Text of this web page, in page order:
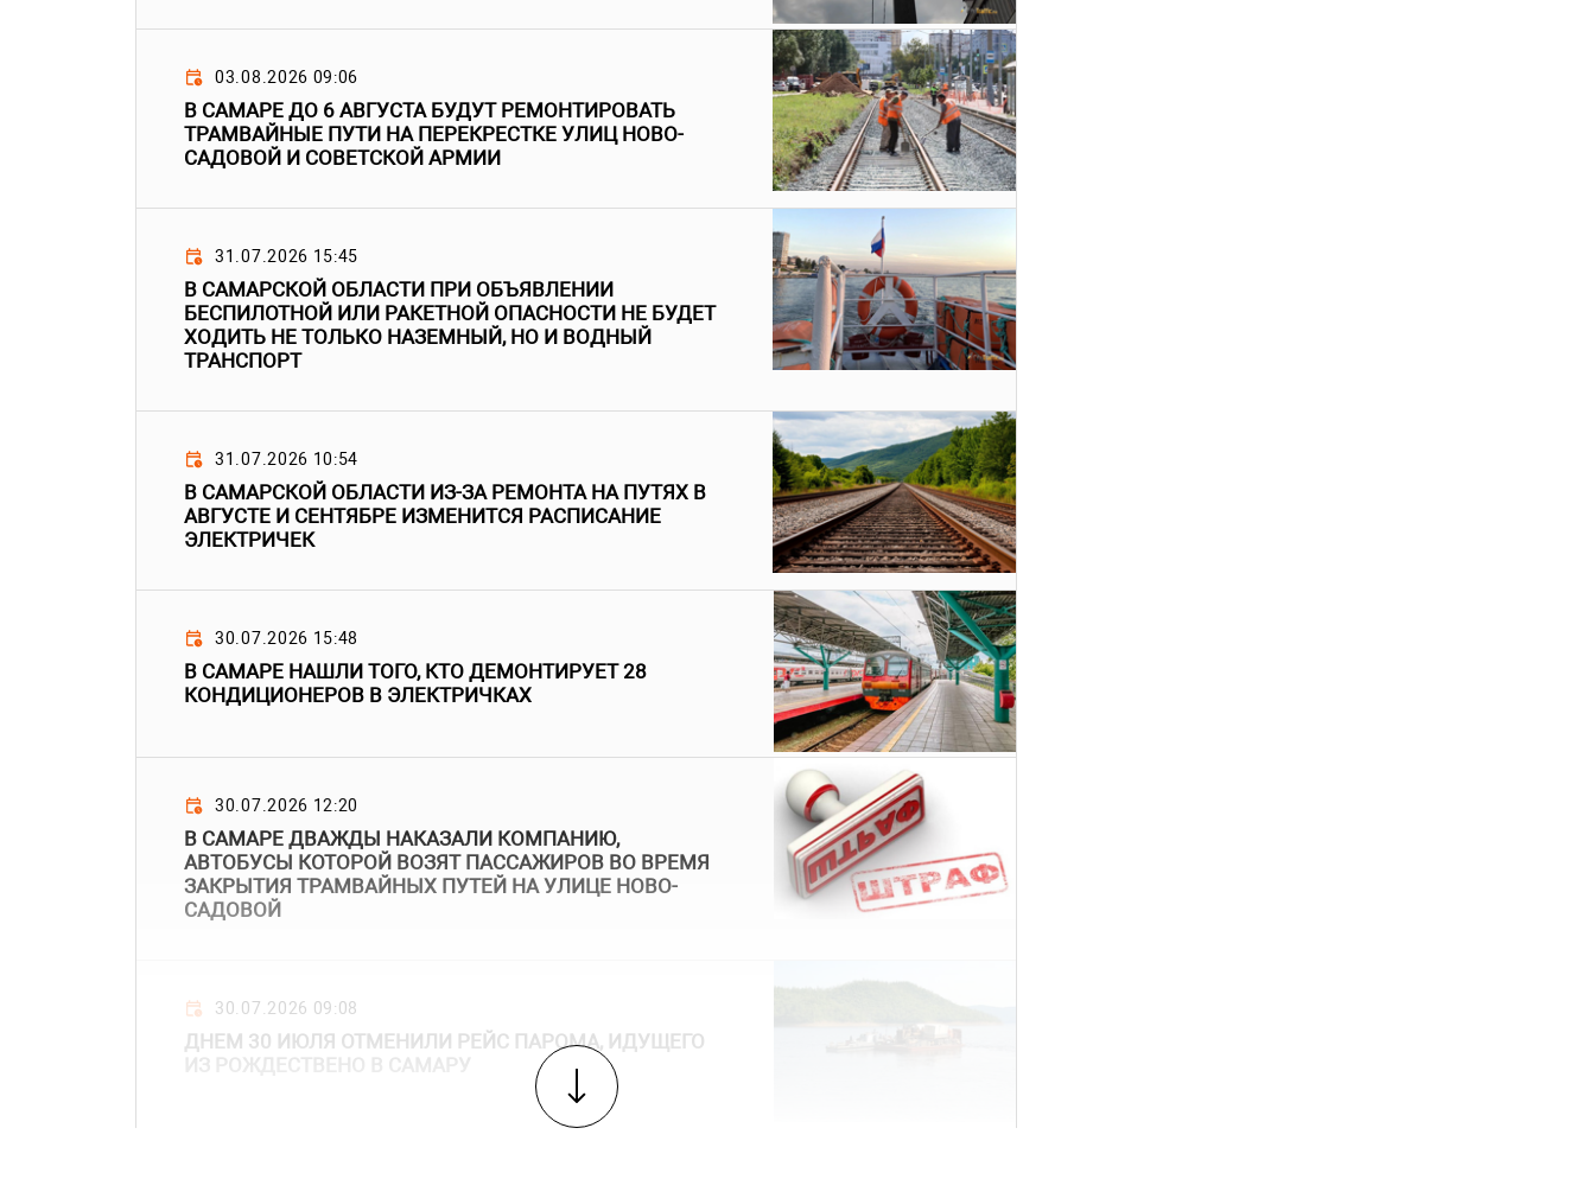
03.08.2026 09:06
В САМАРЕ ДО 6 АВГУСТА БУДУТ РЕМОНТИРОВАТЬ
ТРАМВАЙНЫЕ ПУТИ НА ПЕРЕКРЕСТКЕ УЛИЦ НОВО-
САДОВОЙ И СОВЕТСКОЙ АРМИИ
31.07.2026 15:45
В САМАРСКОЙ ОБЛАСТИ ПРИ ОБЪЯВЛЕНИИ
БЕСПИЛОТНОЙ ИЛИ РАКЕТНОЙ ОПАСНОСТИ НЕ БУДЕТ
ХОДИТЬ НЕ ТОЛЬКО НАЗЕМНЫЙ, НО И ВОДНЫЙ
ТРАНСПОРТ
31.07.2026 10:54
В САМАРСКОЙ ОБЛАСТИ ИЗ-ЗА РЕМОНТА НА ПУТЯХ В
АВГУСТЕ И СЕНТЯБРЕ ИЗМЕНИТСЯ РАСПИСАНИЕ
ЭЛЕКТРИЧЕК
30.07.2026 15:48
В САМАРЕ НАШЛИ ТОГО, КТО ДЕМОНТИРУЕТ 28
КОНДИЦИОНЕРОВ В ЭЛЕКТРИЧКАХ
30.07.2026 12:20
В САМАРЕ ДВАЖДЫ НАКАЗАЛИ КОМПАНИЮ,
АВТОБУСЫ КОТОРОЙ ВОЗЯТ ПАССАЖИРОВ ВО ВРЕМЯ
ЗАКРЫТИЯ ТРАМВАЙНЫХ ПУТЕЙ НА УЛИЦЕ НОВО-
САДОВОЙ
30.07.2026 09:08
ДНЕМ 30 ИЮЛЯ ОТМЕНИЛИ РЕЙС ПАРОМА, ИДУЩЕГО